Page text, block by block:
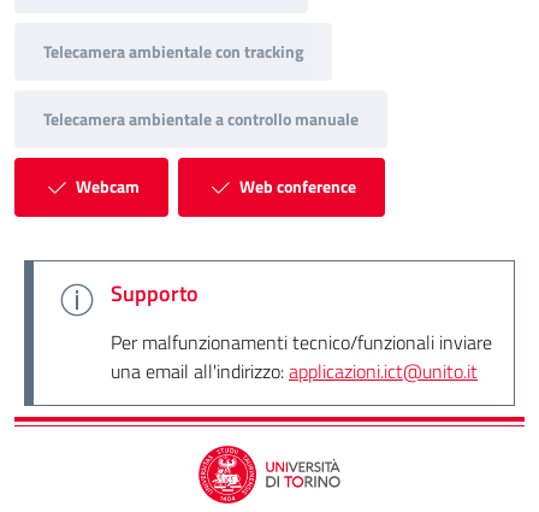
Telecamera ambientale con tracking
Telecamera ambientale a controllo manuale
Webcam Web conference
Supporto
Per malfunzionamenti tecnico/funzionali inviare
una email all'indirizzo:applicazioni.ict@unito.it